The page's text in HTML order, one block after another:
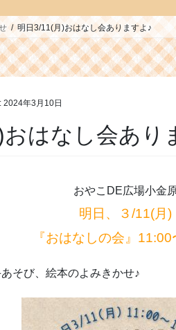
明日3/11(月)おはなし会ありますよ♪
2024年3月10日
はなし会あり
おやこDE広場小金
明日、３/11(月)
『おはなしの会』
そび、絵本のよみきかせ♪